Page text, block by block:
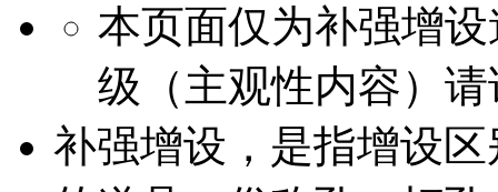
本页面仅为补强增
级（主观性内容）
补强增设，是指增设